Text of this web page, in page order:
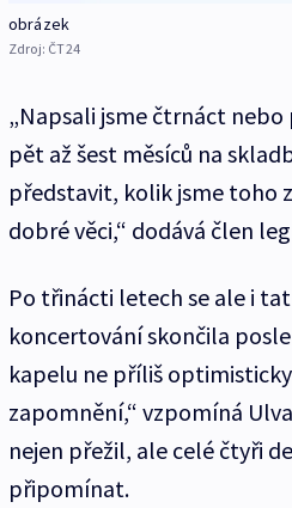
obrázek
Zdroj: ČT24
„Napsali jsme čtrnáct
pět až šest měsíců na
představit, kolik jsme toho
dobré věci,“ dodává člen
Po třinácti letech se ale i
koncertování skončila
kapelu ne příliš
zapomnění,“ vzpomíná
nejen přežil, ale celé čtyři
připomínat.